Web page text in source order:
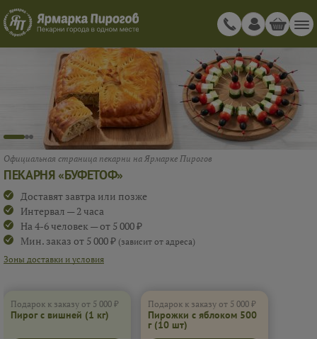
ПИРОГ С ВИШНЕЙ
ПРИ ЗАКАЗЕ ОТ 5 000 ₽
BUF_19889
Подарок к заказу от 5 000 ₽
Пирог с вишней (1 кг)
Подарок к заказу от 5 000 ₽
Пирожки с яблоком 500
г (10 шт)